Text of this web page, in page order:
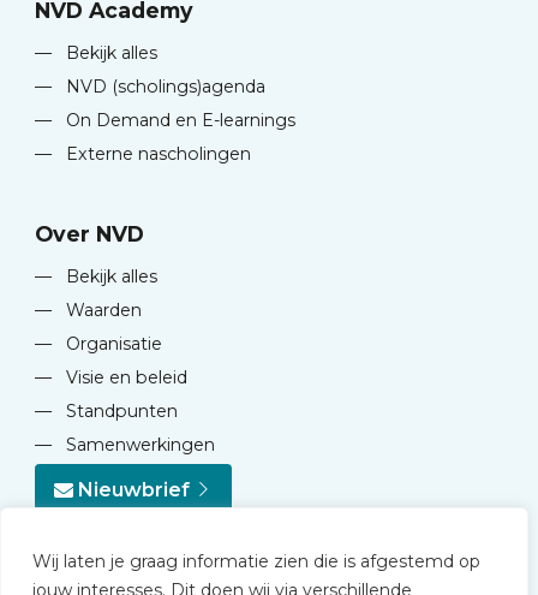
Wij laten je graag informatie zien die is afgestemd op
jouw interesses. Dit doen wij via verschillende
NVD Academy
—
Bekijk alles
—
NVD (scholings)agenda
—
On Demand en E-learnings
—
Externe nascholingen
Over NVD
—
Bekijk alles
—
Waarden
—
Organisatie
—
Visie en beleid
—
Standpunten
—
Samenwerkingen
Nieuwbrief